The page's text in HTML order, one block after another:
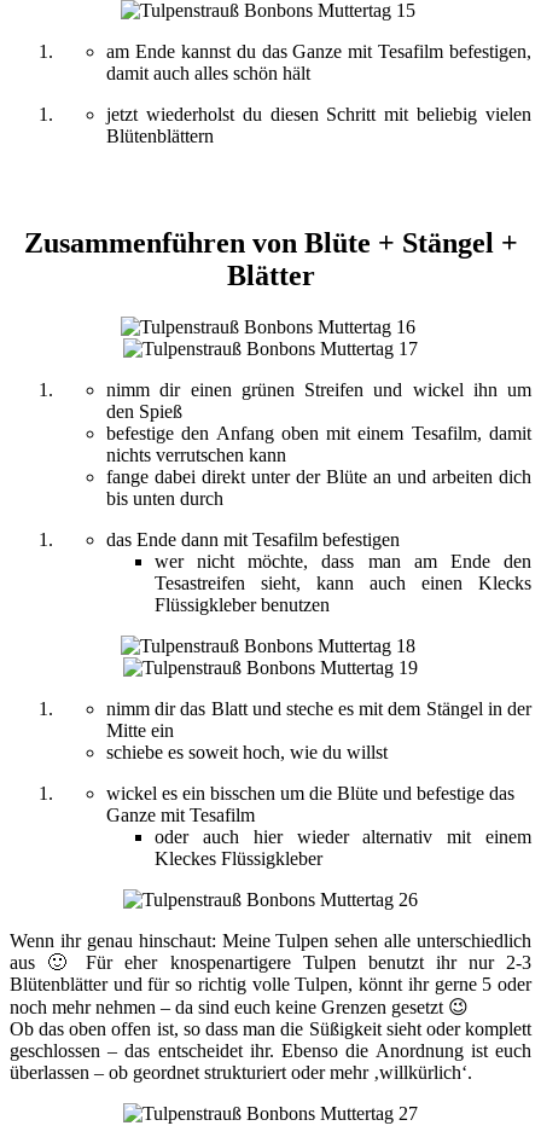
am Ende kannst du das Ganze mit Tesafilm befestigen,
damit auch alles schön hält
jetzt wiederholst du diesen Schritt mit beliebig vielen
Blütenblättern
Zusammenführen von Blüte + Stängel +
Blätter
nimm dir einen grünen Streifen und wickel ihn um
den Spieß
befestige den Anfang oben mit einem Tesafilm, damit
nichts verrutschen kann
fange dabei direkt unter der Blüte an und arbeiten dich
bis unten durch
das Ende dann mit Tesafilm befestigen
wer nicht möchte, dass man am Ende den
Tesastreifen sieht, kann auch einen Klecks
Flüssigkleber benutzen
nimm dir das Blatt und steche es mit dem Stängel in der
Mitte ein
schiebe es soweit hoch, wie du willst
wickel es ein bisschen um die Blüte und befestige das
Ganze mit Tesafilm
oder auch hier wieder alternativ mit einem
Kleckes Flüssigkleber
Wenn ihr genau hinschaut: Meine Tulpen sehen alle unterschiedlich
aus 🙂 Für eher knospenartigere Tulpen benutzt ihr nur 2-3
Blütenblätter und für so richtig volle Tulpen, könnt ihr gerne 5 oder
noch mehr nehmen – da sind euch keine Grenzen gesetzt 😉
Ob das oben offen ist, so dass man die Süßigkeit sieht oder komplett
geschlossen – das entscheidet ihr. Ebenso die Anordnung ist euch
überlassen – ob geordnet strukturiert oder mehr ‚willkürlich‘.